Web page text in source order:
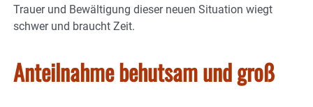
Trauer und Bewältigung dieser neuen Situation wiegt
schwer und braucht Zeit.
Anteilnahme behutsam und groß